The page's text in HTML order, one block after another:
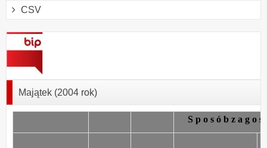
CSV
Majątek (2004 rok)
S p o s ó b z a g o